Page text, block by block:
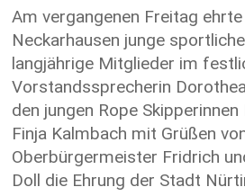
Am vergangenen Freitag
Neckarhausen junge
langjährige Mitglieder im
Vorstandssprecherin
den jungen Rope
Finja Kalmbach mit Grüßen
Oberbürgermeister Fridrich
Doll die Ehrung der Stadt